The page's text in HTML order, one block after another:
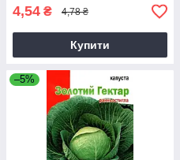
4,54 ₴ 4,78 ₴
Купити
–5%